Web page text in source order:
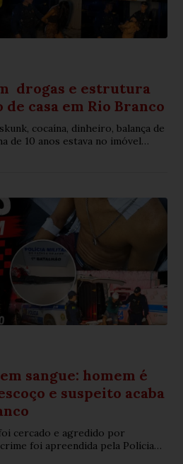
drogas e estrutura
casa em Rio Branco
cocaína, dinheiro, balança de
de 10 anos estava no imóvel
sangue: homem é
e suspeito acaba
cercado e agredido por
foi apreendida pela Polícia